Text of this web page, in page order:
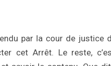
par la cour de justice
cet Arrêt. Le reste,